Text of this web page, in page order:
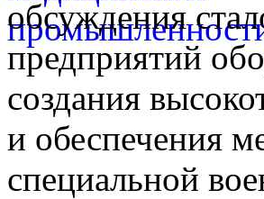
обсуждения
предприятий
создания
и обеспечения
специальной